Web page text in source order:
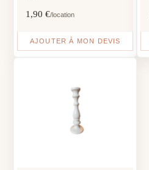
1,90€/location
AJOUTER À MON DEVIS